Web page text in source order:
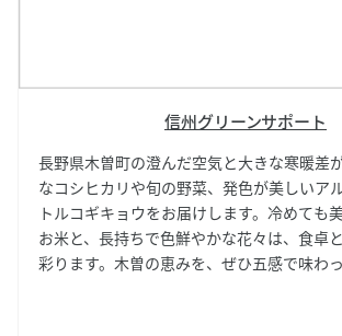
信州グリーンサポート
長野県木曽町の澄んだ空気と大きな寒暖差
なコシヒカリや旬の野菜、発色が美しいア
トルコギキョウをお届けします。冷めても
お米と、長持ちで色鮮やかな花々は、食卓
彩ります。木曽の恵みを、ぜひ五感で味わ